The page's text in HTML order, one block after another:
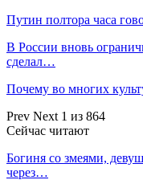
Путин полтора часа
В России вновь
сделал…
Почему во многих
Prev Next 1 из 864
Сейчас читают
Богиня со змеями,
через…